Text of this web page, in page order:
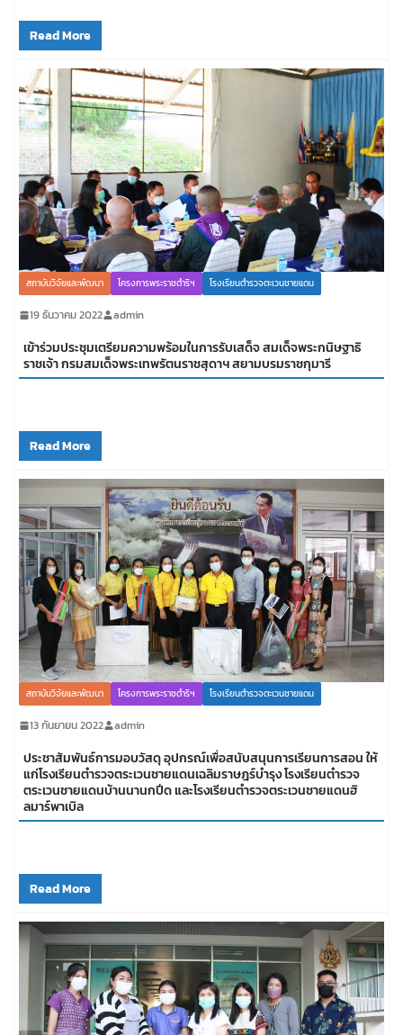
Read More
สถาบันวิจัยและพัฒนา โครงการพระราชดำริฯ โรงเรียนตำรวจตะเวนชายแดน
19 ธันวาคม 2022 admin
เข้าร่วมประชุมเตรียมความพร้อมในการรับเสด็จ สมเด็จพระกนิษฐาธิ
ราชเจ้า กรมสมเด็จพระเทพรัตนราชสุดาฯ สยามบรมราชกุมารี
Read More
สถาบันวิจัยและพัฒนา โครงการพระราชดำริฯ โรงเรียนตำรวจตะเวนชายแดน
13 กันยายน 2022 admin
ประชาสัมพันธ์การมอบวัสดุ อุปกรณ์เพื่อสนับสนุนการเรียนการสอน ให้
แก่โรงเรียนตำรวจตระเวนชายแดนเฉลิมราษฎร์บำรุง โรงเรียนตำรวจ
ตระเวนชายแดนบ้านนานกปีด และโรงเรียนตำรวจตระเวนชายแดนฮิ
ลมาร์พาเบิล
Read More